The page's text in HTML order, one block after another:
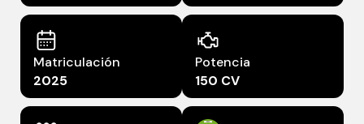
Matriculación
2025
Potencia
150 CV